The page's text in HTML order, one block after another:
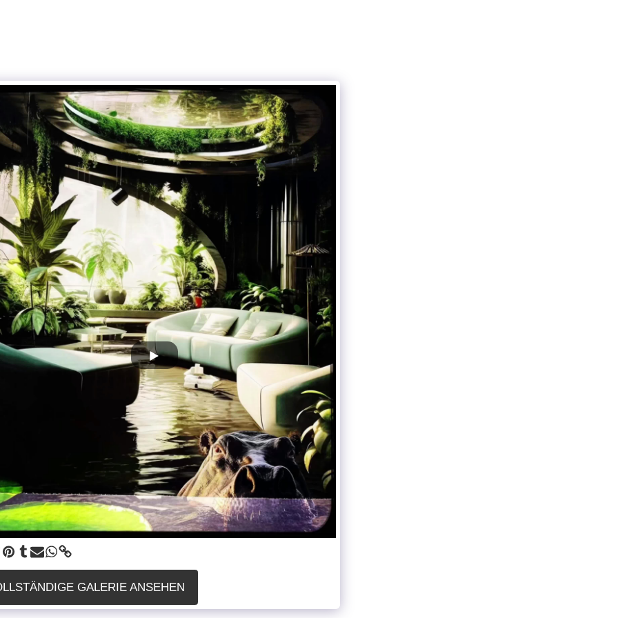
GALERIE ANSEHEN